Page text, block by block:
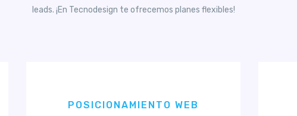
leads. ¡En Tecnodesign te ofrecemos planes flexibles!
POSICIONAMIENTO WEB